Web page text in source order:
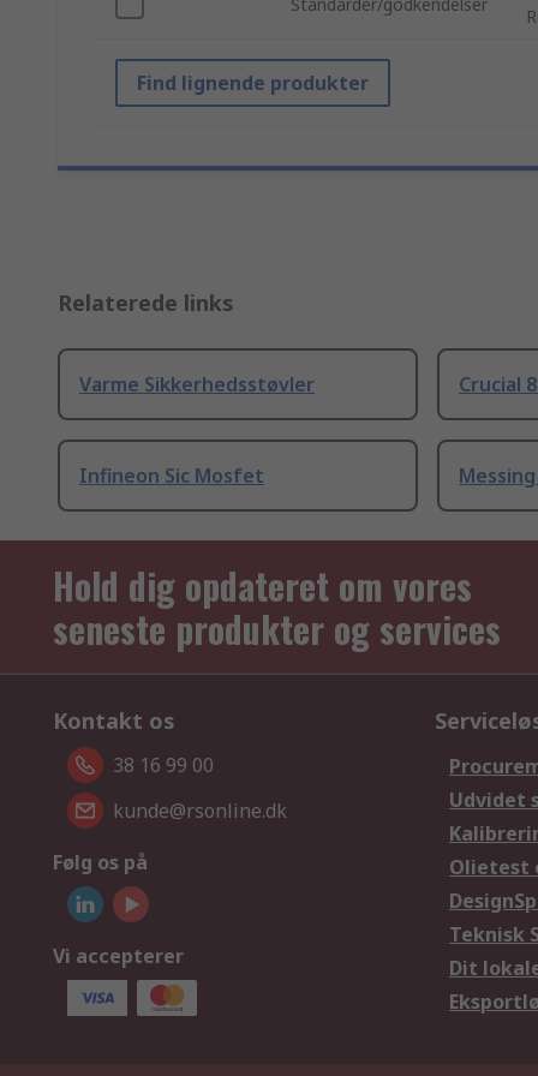
Find lignende produkter
Relaterede links
Varme Sikkerhedsstøvler Crucial
Infineon Sic Mosfet
Hold dig opdateret om vores
seneste produkter og services
Kontakt os
38 16 99 00
kunde@rsonline.dk
Følg os på
Vi accepterer
Udvidet
Olietest
Teknisk
Dit